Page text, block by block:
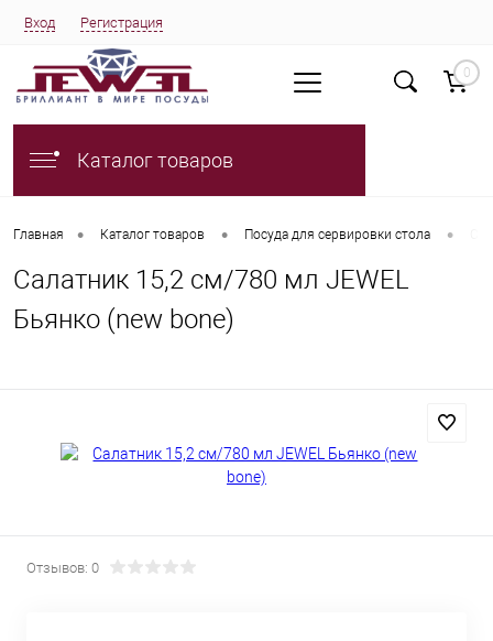
Вход Регистрация
0
Каталог товаров
Главная • Каталог товаров • Посуда для сервировки стола •
Салатник 15,2 см/780 мл JEWEL
Бьянко (new bone)
Отзывов: 0